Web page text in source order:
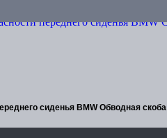
сиденья BMW Обводная скоба